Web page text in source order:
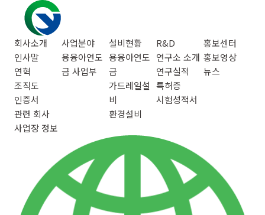
회사소개
인사말
연혁
조직도
인증서
관련 회사
사업장 정보
사업분야
용융아연도
금 사업부
설비현황
용융아연도
금
가드레일설
비
환경설비
R&D
연구소 소개
연구실적
특허증
시험성적서
홍보센터
홍보영상
뉴스